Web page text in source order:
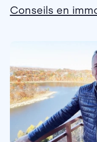
Conseils en